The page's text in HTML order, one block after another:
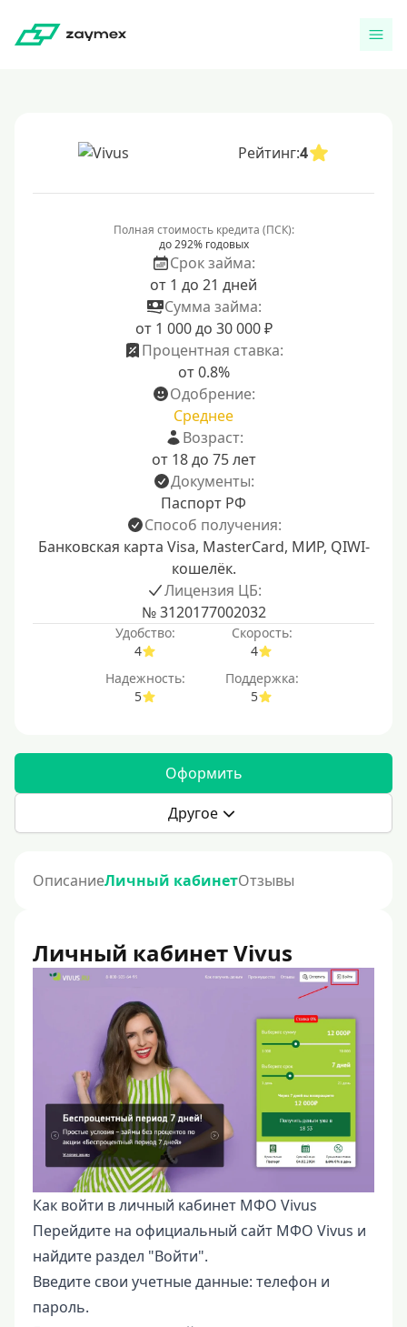
Рейтинг:4
Полная стоимость кредита (ПСК):
до 292% годовых
Срок займа:
от 1 до 21 дней
Сумма займа:
от 1 000 до 30 000 ₽
Процентная ставка:
от 0.8%
Одобрение:
Среднее
Возраст:
от 18 до 75 лет
Документы:
Паспорт РФ
Способ получения:
Банковская карта Visa, MasterCard, МИР, QIWI-
кошелёк.
Лицензия ЦБ:
№ 3120177002032
Удобство:
4
Скорость:
4
Надежность:
5
Поддержка:
5
Оформить
Другое
ОписаниеЛичный кабинетОтзывы
Личный кабинет Vivus
Как войти в личный кабинет МФО Vivus
Перейдите на официальный сайт МФО Vivus и
найдите раздел "Войти".
Введите свои учетные данные: телефон и
пароль.